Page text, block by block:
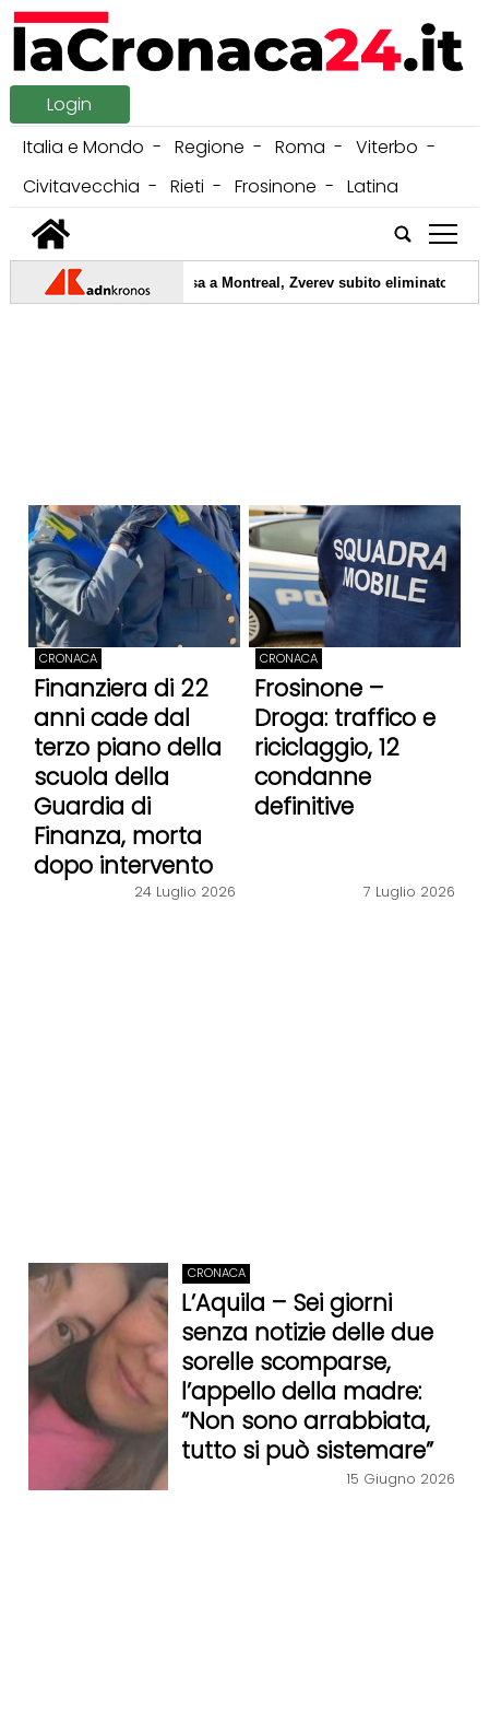
Login
Italia e Mondo
Regione Roma
Viterbo
Civitavecchia
Rieti Frosinone
Latina
tap
06/08/2026 - Sorpresa a Montreal, Zverev subito eliminato|
CRONACA
Finanziera di 22
anni cade dal
terzo piano della
scuola della
Guardia di
Finanza, morta
dopo intervento
24 Luglio 2026
CRONACA
Frosinone –
Droga: traffico e
riciclaggio, 12
condanne
definitive
7 Luglio 2026
CRONACA
L’Aquila – Sei giorni
senza notizie delle due
sorelle scomparse,
l’appello della madre:
“Non sono arrabbiata,
tutto si può sistemare”
15 Giugno 2026